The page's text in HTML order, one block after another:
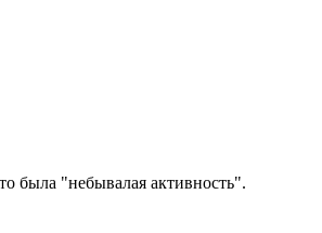
была "небывалая активность".